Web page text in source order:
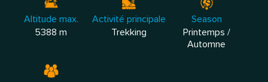
Altitude max.
5388 m
Activité principale
Trekking
Season
Printemps /
Automne